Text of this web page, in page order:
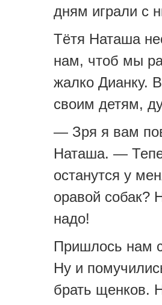
дням играли с
Тётя Наташа
нам, чтоб мы
жалко Дианку.
своим детям,
— Зря я вам
Наташа. —
останутся у
оравой собак?
надо!
Пришлось нам
Ну и
брать щенков.